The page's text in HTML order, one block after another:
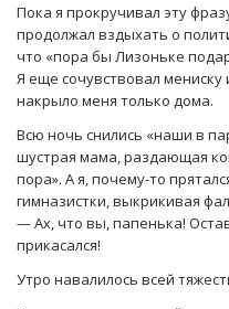
Пока я прокручивал эту
продолжал вздыхать о
что «пора бы Лизоньке
Я еще сочувствовал
накрыло меня только дома.
Всю ночь снились «наши в
шустрая мама, раздающая
пора». А я, почему-то
гимназистки, выкрикивая
— Ах, что вы, папенька!
прикасался!
Утро навалилось всей